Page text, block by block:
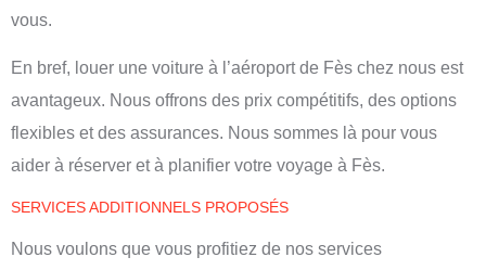
vous.
En bref, louer une voiture à l’aéroport de Fès chez nous est
avantageux. Nous offrons des prix compétitifs, des options
flexibles et des assurances. Nous sommes là pour vous
aider à réserver et à planifier votre voyage à Fès.
SERVICES ADDITIONNELS PROPOSÉS
Nous voulons que vous profitiez de nos services